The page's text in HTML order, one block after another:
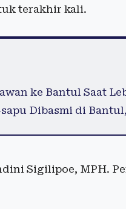
terakhir kali.
ke Bantul Saat
Dibasmi di
Sigilipoe, MPH.